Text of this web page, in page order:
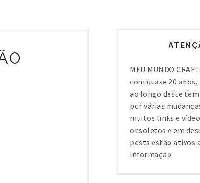
MEU MUNDO
com quase 20
ao longo deste
por várias
muitos links e
obsoletos e em
posts estão ativos
informação.